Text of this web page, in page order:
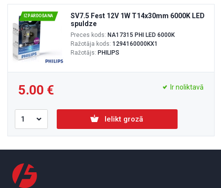
IZPĀRDOŠANA
SV7.5 Fest 12V 1W T14x30mm 6000K LED
spuldze
Preces kods: NA17315 PHI LED 6000K
Ražotāja kods: 1294160000KX1
Ražotājs: PHILIPS
5.00 Ir noliktavā
Ielikt grozā